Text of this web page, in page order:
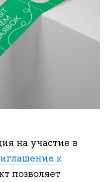
на участие в
к
позволяет